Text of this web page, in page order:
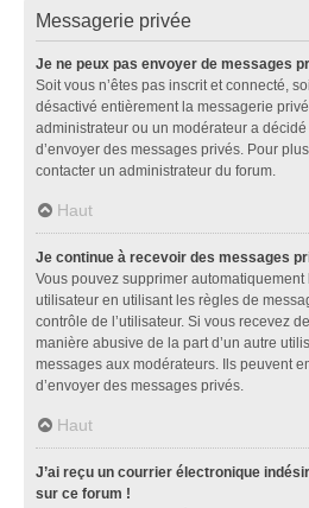
Messagerie privée
Je ne peux pas envoyer de messages
Soit vous n’êtes pas inscrit et connecté,
désactivé entièrement la messagerie
administrateur ou un modérateur a
d’envoyer des messages privés. Pour
contacter un administrateur du forum.
Haut
Je continue à recevoir des messages
Vous pouvez supprimer automatiquement
utilisateur en utilisant les règles de
contrôle de l’utilisateur. Si vous recevez
manière abusive de la part d’un autre
messages aux modérateurs. Ils peuvent
d’envoyer des messages privés.
Haut
J’ai reçu un courrier électronique
sur ce forum !